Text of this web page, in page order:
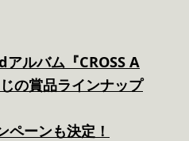
ルバム『CROSS A
の賞品ラインナップ
ペーンも決定！